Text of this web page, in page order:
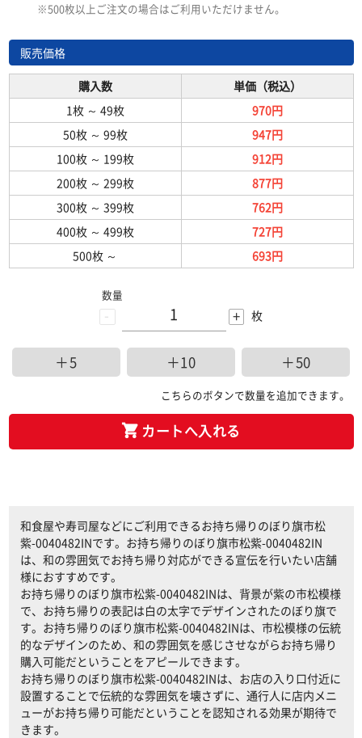
※500枚以上ご注文の場合はご利用いただけません。
販売価格
購入数
単価（税込）
1枚 ～ 49枚
970円
50枚 ～ 99枚
947円
100枚 ～ 199枚
912円
200枚 ～ 299枚
877円
300枚 ～ 399枚
762円
400枚 ～ 499枚
727円
500枚 ～ 693円
-
数量
+ 枚
＋5 ＋10 ＋50
こちらのボタンで数量を追加できます。
カートへ入れる
和食屋や寿司屋などにご利用できるお持ち帰りのぼり旗市松
紫-0040482INです。お持ち帰りのぼり旗市松紫-0040482IN
は、和の雰囲気でお持ち帰り対応ができる宣伝を行いたい店舗
様におすすめです。
お持ち帰りのぼり旗市松紫-0040482INは、背景が紫の市松模様
で、お持ち帰りの表記は白の太字でデザインされたのぼり旗で
す。お持ち帰りのぼり旗市松紫-0040482INは、市松模様の伝統
的なデザインのため、和の雰囲気を感じさせながらお持ち帰り
購入可能だということをアピールできます。
お持ち帰りのぼり旗市松紫-0040482INは、お店の入り口付近に
設置することで伝統的な雰囲気を壊さずに、通行人に店内メニ
ューがお持ち帰り可能だということを認知される効果が期待で
きます。